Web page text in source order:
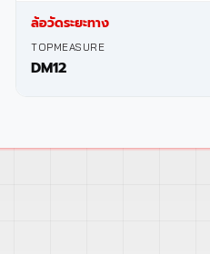
ล้อวัดระยะทาง
TOPMEASURE
DM12